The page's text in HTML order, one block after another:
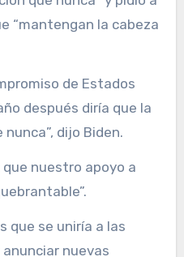
“mantengan la cabeza
de Estados
después diría que la
dijo Biden.
que nuestro apoyo a
que se uniría a las
nuevas